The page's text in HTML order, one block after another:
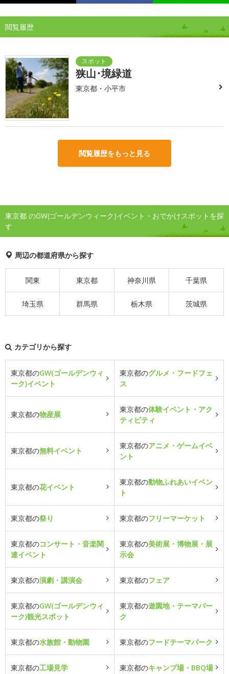
閲覧履歴
狭山･境緑道
東京都・小平市
閲覧履歴をもっと見る
東京都 のGW(ゴールデンウィーク)イベント・おでかけスポットを探
す
周辺の都道府県から探す
関東 東京都 神奈川県 千葉県
埼玉県 群馬県 栃木県 茨城県
カテゴリから探す
東京都のGW(ゴールデンウィ
ーク)イベント
東京都のグルメ・フードフェ
ス
東京都の物産展
東京都の体験イベント・アク
ティビティ
東京都の無料イベント
東京都のアニメ・ゲームイベ
ント
東京都の花イベント
東京都の動物ふれあいイベン
ト
東京都の祭り 東京都のフリーマーケット
東京都のコンサート・音楽関
連イベント
東京都の美術展・博物展・展
示会
東京都の演劇・講演会 東京都のフェア
東京都のGW(ゴールデンウィ
ーク)観光スポット
東京都の遊園地・テーマパー
ク
東京都の水族館・動物園 東京都のフードテーマパーク
東京都の工場見学 東京都のキャンプ場・BBQ場